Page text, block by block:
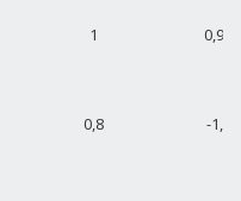
1 0,980
0,8 -1,79